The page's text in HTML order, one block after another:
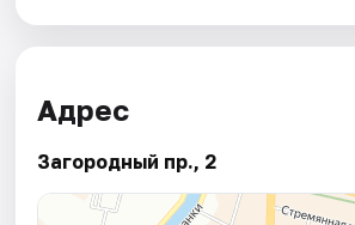
Адрес
Загородный пр., 2